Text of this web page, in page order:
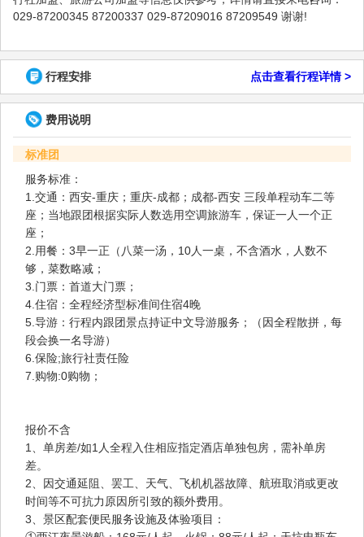
029-87200345 87200337 029-87209016 87209549 谢谢!
行程安排 点击查看行程详情 >
费用说明
标准团
服务标准：
1.交通：西安-重庆；重庆-成都；成都-西安 三段单程动车二等
座；当地跟团根据实际人数选用空调旅游车，保证一人一个正
座；
2.用餐：3早一正（八菜一汤，10人一桌，不含酒水，人数不
够，菜数略减；
3.门票：首道大门票；
4.住宿：全程经济型标准间住宿4晚
5.导游：行程内跟团景点持证中文导游服务；（因全程散拼，每
段会换一名导游）
6.保险;旅行社责任险
7.购物:0购物；
报价不含
1、单房差/如1人全程入住相应指定酒店单独包房，需补单房
差。
2、因交通延阻、罢工、天气、飞机机器故障、航班取消或更改
时间等不可抗力原因所引致的额外费用。
3、景区配套便民服务设施及体验项目：